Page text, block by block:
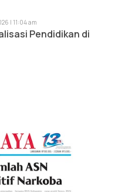
| 11:04 am
Pendidikan di